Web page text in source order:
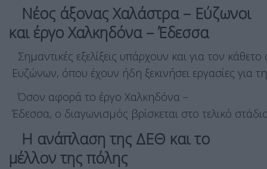
Νέος άξονας Χαλάστρα – Εύζωνοι
και έργο Χαλκηδόνα – Έδεσσα
Σημαντικές εξελίξεις υπάρχουν και για τον
Ευζώνων, όπου έχουν ήδη ξεκινήσει εργασίες
Όσον αφορά το έργο Χαλκηδόνα –
Έδεσσα, ο διαγωνισμός βρίσκεται στο τελικό
Η ανάπλαση της ΔΕΘ και το
μέλλον της πόλης